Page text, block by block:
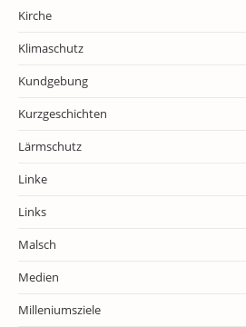
Kirche
Klimaschutz
Kundgebung
Kurzgeschichten
Lärmschutz
Linke
Links
Malsch
Medien
Milleniumsziele